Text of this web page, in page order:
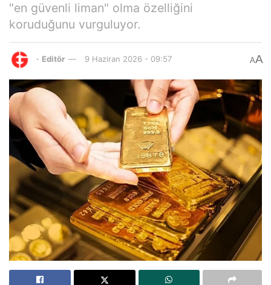
"en güvenli liman" olma özelliğini
koruduğunu vurguluyor.
- Editör 9 Haziran 2026 - 09:57 AA